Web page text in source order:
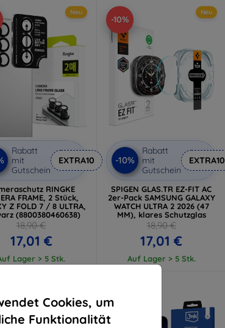
Cookies, um
Funktionalität
Neu
Rabatt
mit
Gutschein
EXTRA10
RINGKE
FRAME, 2 Stück,
Z FOLD 7 / 8 ULTRA,
(8800380460638)
18,90 €
17,01 €
Lager > 5 Stk.
-10%
Neu
-10%
Rabatt
mit
Gutschein
EXTRA10
SPIGEN GLAS.TR EZ-FIT AC
2er-Pack SAMSUNG GALAXY
WATCH ULTRA 2 2026 (47
MM), klares Schutzglas
18,90 €
17,01 €
Auf Lager > 5 Stk.